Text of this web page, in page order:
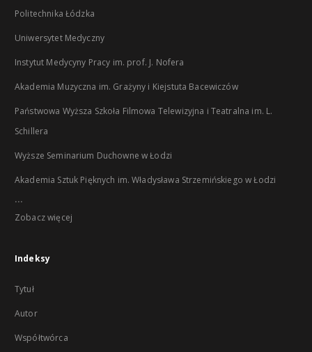
Politechnika Łódzka
Uniwersytet Medyczny
Instytut Medycyny Pracy im. prof. J. Nofera
Akademia Muzyczna im. Grażyny i Kiejstuta Bacewiczów
Państwowa Wyższa Szkoła Filmowa Telewizyjna i Teatralna im. L.
Schillera
Wyższe Seminarium Duchowne w Łodzi
Akademia Sztuk Pięknych im. Władysława Strzemińskiego w Łodzi
...
Zobacz więcej
Indeksy
Tytuł
Autor
Współtwórca